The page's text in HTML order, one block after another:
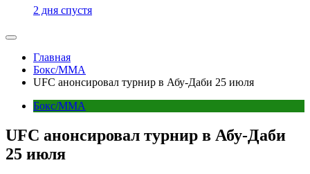
2 дня спустя
Главная
Бокс/MMA
UFC анонсировал турнир в Абу-Даби 25 июля
Бокс/MMA
UFC анонсировал турнир в Абу-Даби
25 июля